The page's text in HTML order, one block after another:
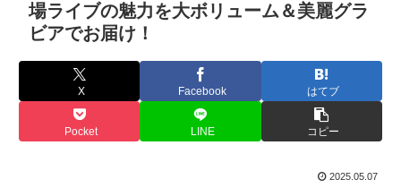
場ライブの魅力を大ボリューム＆美麗グラ
ビアでお届け！
X Facebook はてブ
Pocket LINE コピー
2025.05.07